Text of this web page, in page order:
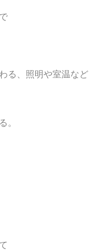
る、照明や室温など
。